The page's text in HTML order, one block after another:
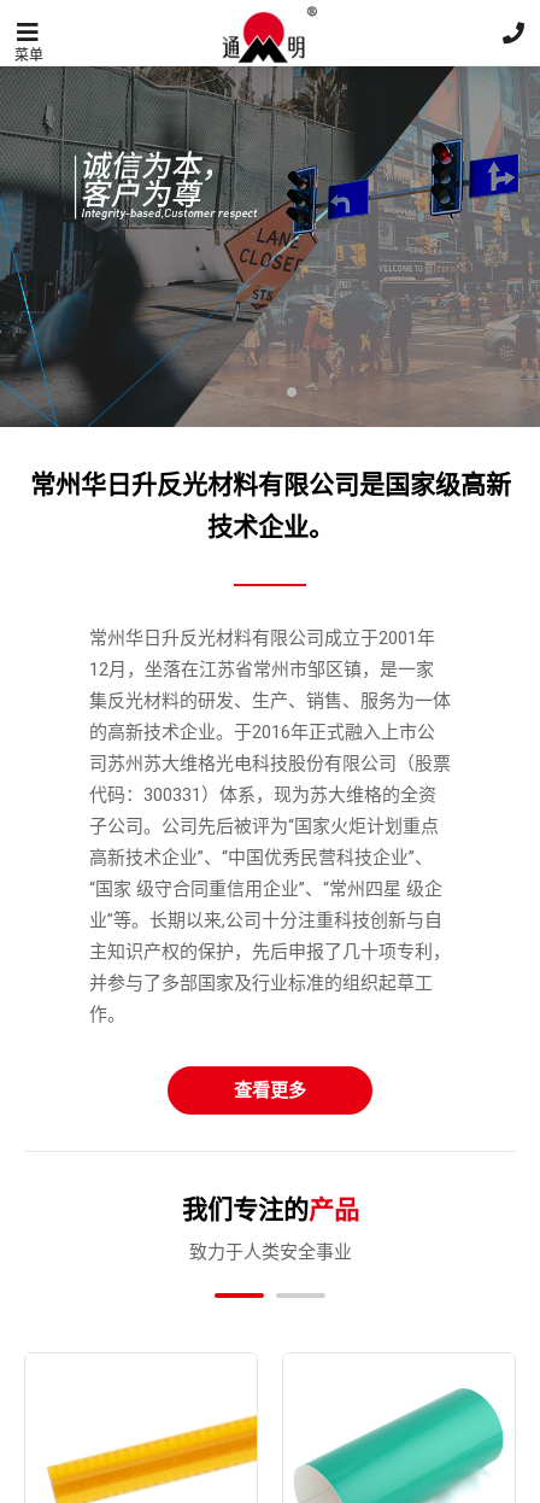
菜单
常州华日升反光材料有限公司是国家级高新
技术企业。
常州华日升反光材料有限公司成立于2001年
12月，坐落在江苏省常州市邹区镇，是一家
集反光材料的研发、生产、销售、服务为一体
的高新技术企业。于2016年正式融入上市公
司苏州苏大维格光电科技股份有限公司（股票
代码：300331）体系，现为苏大维格的全资
子公司。公司先后被评为“国家火炬计划重点
高新技术企业”、“中国优秀民营科技企业”、
“国家 级守合同重信用企业”、“常州四星 级企
业”等。长期以来,公司十分注重科技创新与自
主知识产权的保护，先后申报了几十项专利，
并参与了多部国家及行业标准的组织起草工
作。
查看更多
我们专注的产品
致力于人类安全事业